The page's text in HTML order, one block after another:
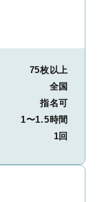
75枚以上
全国
指名可
1〜1.5時間
1回